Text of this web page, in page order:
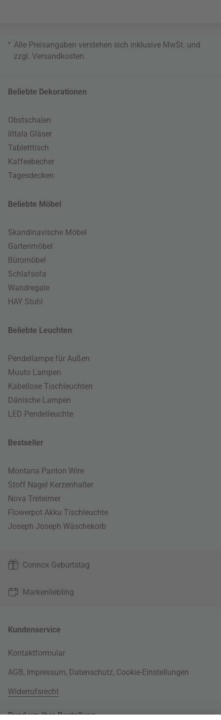
* Alle Preisangaben verstehen sich inklusive MwSt. und
zzgl. Versandkosten.
Beliebte Dekorationen
Obstschalen
Iittala Gläser
Tabletttisch
Kaffeebecher
Tagesdecken
Beliebte Möbel
Skandinavische Möbel
Gartenmöbel
Büromöbel
Schlafsofa
Wandregale
HAY Stuhl
Beliebte Leuchten
Pendellampe für Außen
Muuto Lampen
Kabellose Tischleuchten
Dänische Lampen
LED Pendelleuchte
Bestseller
Montana Panton Wire
Stoff Nagel Kerzenhalter
Nova Treteimer
Flowerpot Akku Tischleuchte
Joseph Joseph Wäschekorb
Connox Geburtstag
Markenliebling
Kundenservice
Kontaktformular
AGB, Impressum, Datenschutz, Cookie-Einstellungen
Widerrufsrecht
Rund um Ihre Bestellung